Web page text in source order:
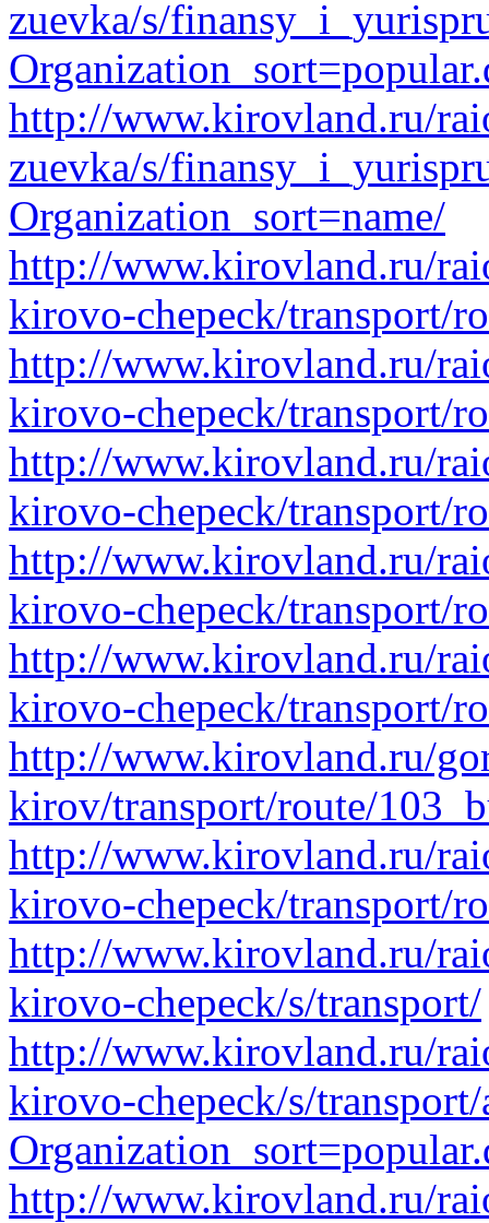
zuevka/s/
http://www.kirovland.ru/
zuevka/s/
Organization_sort=name/
http://www.kirovland.ru/
kirovo-chepeck/transport/
http://www.kirovland.ru/
kirovo-chepeck/transport/
http://www.kirovland.ru/
kirovo-chepeck/transport/
http://www.kirovland.ru/
kirovo-chepeck/transport/
http://www.kirovland.ru/
kirovo-chepeck/transport/
http://www.kirovland.ru/
kirov/transport/route/
http://www.kirovland.ru/
kirovo-chepeck/transport/
http://www.kirovland.ru/
kirovo-chepeck/s/transport/
http://www.kirovland.ru/
kirovo-chepeck/s/
http://www.kirovland.ru/